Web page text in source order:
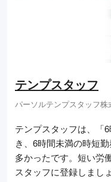
テンプスタッフ
パーソルテンプスタッフ株
テンプスタッフは、「
き、6時間未満の時短
多かったです。短い労
スタッフに登録しましょ